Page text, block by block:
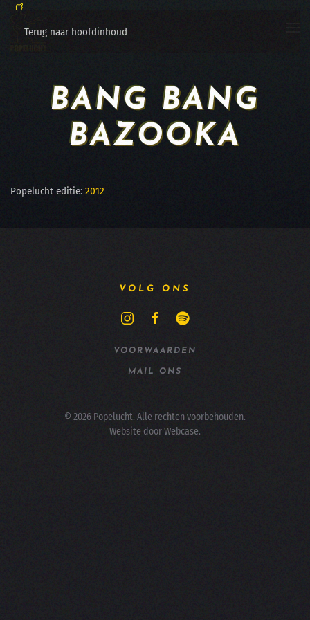
Terug naar hoofdinhoud
BANG BANG
BAZOOKA
Popelucht editie: 2012
VOLG ONS
VOORWAARDEN
MAIL ONS
© 2026 Popelucht. Alle rechten voorbehouden.
Website doorWebcase.